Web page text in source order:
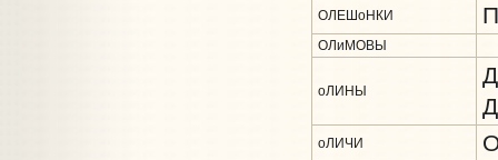
ОЛЕШоНКИ
ОЛиМОВЫ
оЛИНЫ
оЛИЧИ